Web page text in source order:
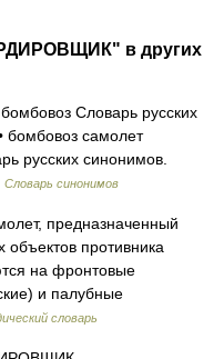
в других
Словарь русских
самолет
русских синонимов.
Словарь синонимов
предназначенный
противника
на фронтовые
и палубные
словарь